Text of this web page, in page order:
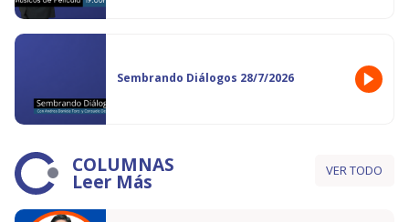
Sembrando Diálogos 28/7/2026
COLUMNAS
Leer Más VER TODO